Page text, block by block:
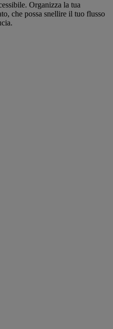
Organizza la tua
che possa snellire il tuo flusso